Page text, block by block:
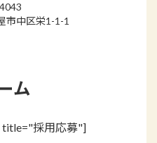
市中区栄1-1-1
ム
採用応募"]